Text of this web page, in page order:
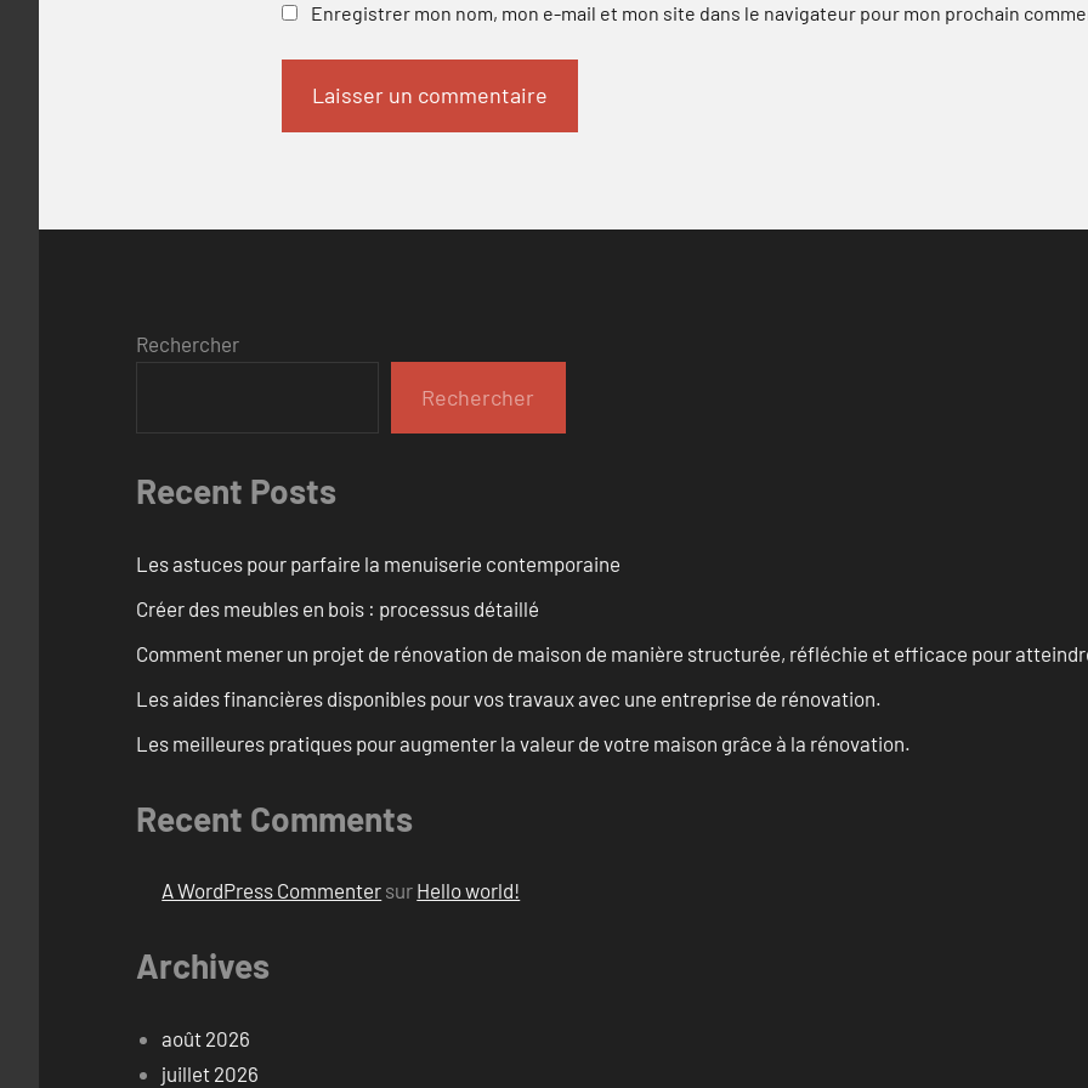
Enregistrer mon nom, mon e-mail et mon site dans le navigateur pour mon prochain
Rechercher
Rechercher
Recent Posts
Les astuces pour parfaire la menuiserie contemporaine
Créer des meubles en bois : processus détaillé
Comment mener un projet de rénovation de maison de manière structurée, réfléchie et efficace pour
Les aides financières disponibles pour vos travaux avec une entreprise de rénovation.
Les meilleures pratiques pour augmenter la valeur de votre maison grâce à la rénovation.
Recent Comments
A WordPress Commenter sur Hello world!
Archives
août 2026
juillet 2026